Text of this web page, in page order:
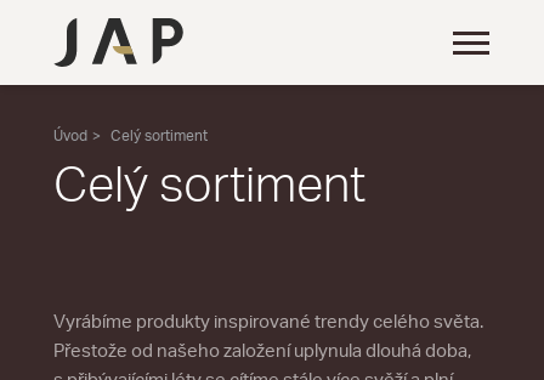
Úvod Celý sortiment
Celý sortiment
Vyrábíme produkty inspirované trendy celého světa.
Přestože od našeho založení uplynula dlouhá doba,